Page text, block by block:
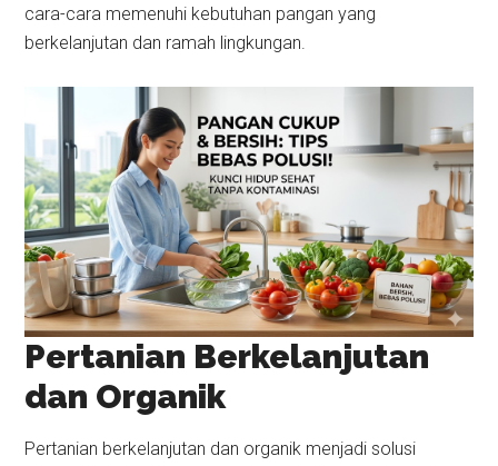
cara-cara memenuhi kebutuhan pangan yang
berkelanjutan dan ramah lingkungan.
Pertanian Berkelanjutan
dan Organik
Pertanian berkelanjutan dan organik menjadi solusi